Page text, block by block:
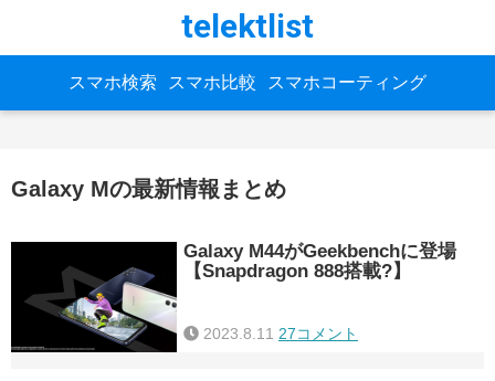
telektlist
スマホ検索 スマホ比較 スマホコーティング
Galaxy Mの最新情報まとめ
Galaxy M44がGeekbenchに登場
【Snapdragon 888搭載?】
2023.8.11 27コメント